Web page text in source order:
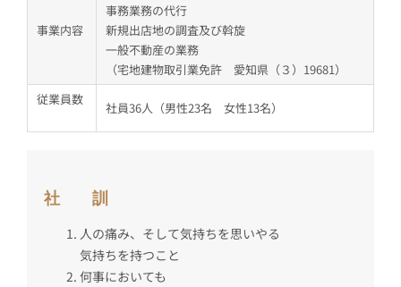
事業内容
事務業務の代行
新規出店地の調査及び斡旋
一般不動産の業務
（宅地建物取引業免許 愛知県（３）19681）
従業員数
社員36人（男性23名 女性13名）
社 訓
人の痛み、そして気持ちを思いやる
気持ちを持つこと
何事においても